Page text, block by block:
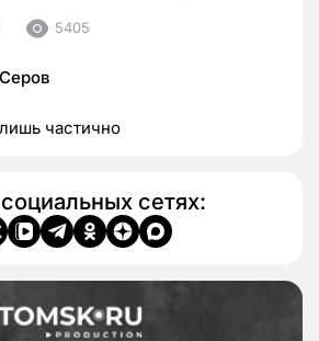
5405
частично
сетях: